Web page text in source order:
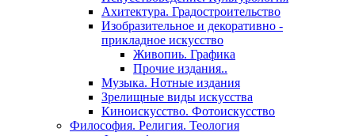
Ахитектура. Градостроительство
Изобразительное и декоративно -
прикладное искусство
Живопиь. Графика
Прочие издания..
Музыка. Нотные издания
Зрелищные виды искусства
Киноискусство. Фотоискусство
Философия. Религия. Теология